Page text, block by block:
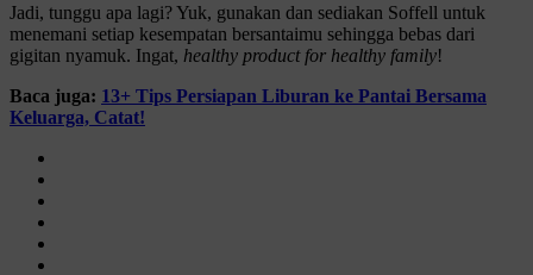
Jadi, tunggu apa lagi? Yuk, gunakan dan sediakan Soffell untuk
menemani setiap kesempatan bersantaimu sehingga bebas dari
gigitan nyamuk. Ingat, healthy product for healthy family!
Baca juga: 13+ Tips Persiapan Liburan ke Pantai Bersama
Keluarga, Catat!